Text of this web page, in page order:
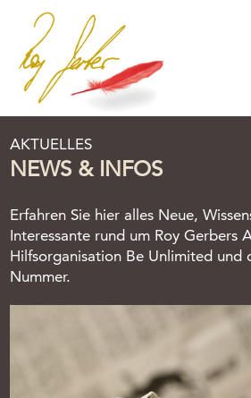
AKTUELLES
NEWS & INFOS
Erfahren Sie hier alles Neue,
Interessante rund um Roy Gerbers
Hilfsorganisation Be Unlimited und
Nummer.